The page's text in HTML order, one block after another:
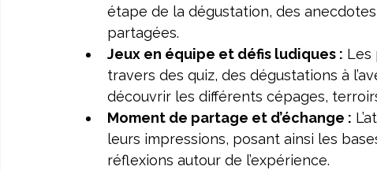
étape de la dégustation, des
partagées.
Jeux en équipe et défis ludiques : Les
travers des quiz, des dégustations à
découvrir les différents cépages,
Moment de partage et d’échange :
leurs impressions, posant ainsi les
réflexions autour de l’expérience.